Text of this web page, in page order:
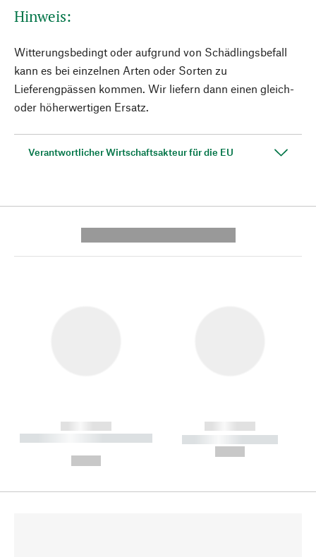
Hinweis:
Witterungsbedingt oder aufgrund von Schädlingsbefall
kann es bei einzelnen Arten oder Sorten zu
Lieferengpässen kommen. Wir liefern dann einen gleich-
oder höherwertigen Ersatz.
Verantwortlicher Wirtschaftsakteur für die EU
------------
----------- ----------- --------
------------
----------- -----------